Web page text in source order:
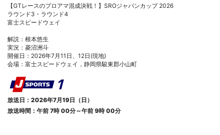
【GTレースのプロアマ混成決戦！】SROジャパンカップ 2026
ラウンド3・ラウンド4
富士スピードウェイ
解説：根本悠生
実況：菱沼洲斗
開催日：2026年7月11日、12日(現地)
会場：富士スピードウェイ，静岡県駿東郡小山町
放送日：2026年7月19日（日）
放送時間：午前 7時 00分～午前 9時 00分